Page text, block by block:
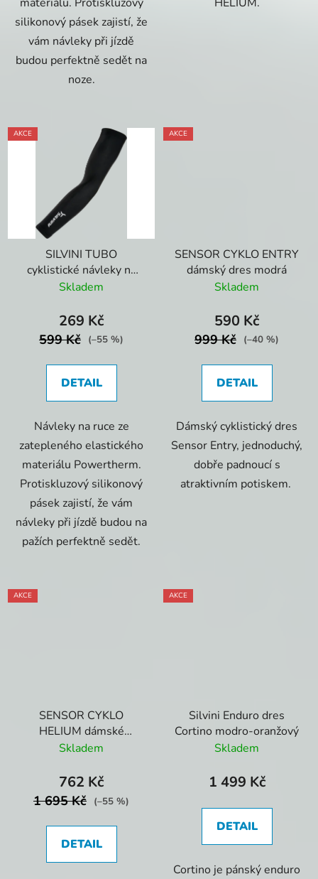
silikonový pásek zajistí, že
vám návleky při jízdě
budou perfektně sedět na
noze.
AKCE
SILVINI TUBO
cyklistické návleky na
paže
Skladem
269 Kč
599 Kč (–55 %)
DETAIL
Návleky na ruce ze
zatepleného elastického
materiálu Powertherm.
Protiskluzový silikonový
pásek zajistí, že vám
návleky při jízdě budou na
pažích perfektně sedět.
AKCE
SENSOR CYKLO ENTRY
dámský dres modrá
Skladem
590 Kč
999 Kč (–40 %)
DETAIL
Dámský cyklistický dres
Sensor Entry, jednoduchý,
dobře padnoucí s
atraktivním potiskem.
AKCE
SENSOR CYKLO
HELIUM dámské
kráťasy volné růžová
Skladem
762 Kč
1 695 Kč (–55 %)
DETAIL
AKCE
Silvini Enduro dres
Cortino modro-oranžový
Skladem
1 499 Kč
DETAIL
Cortino je pánský enduro